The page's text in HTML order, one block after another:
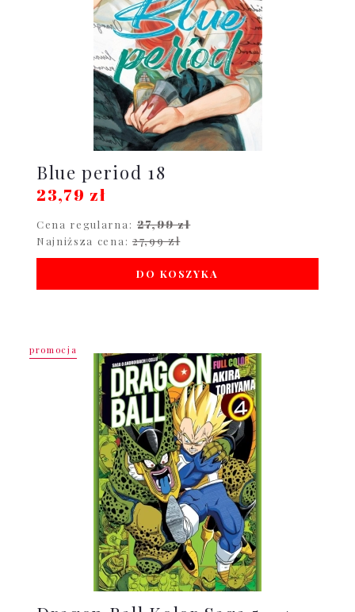
Blue period 18
23,79 zł
Cena regularna: 27,99 zł
Najniższa cena: 27,99 zł
DO KOSZYKA
promocja